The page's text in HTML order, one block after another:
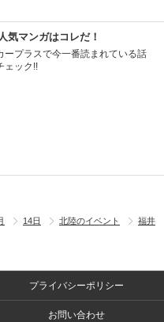
気マンガはコレだ！
ープラスで今一番読まれている話
ェック!!
14日 北陸のイベント
福井
プライバシーポリシー
お問い合わせ